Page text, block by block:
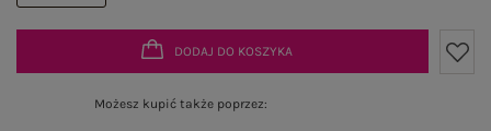
DODAJ DO KOSZYKA
Możesz kupić także poprzez: